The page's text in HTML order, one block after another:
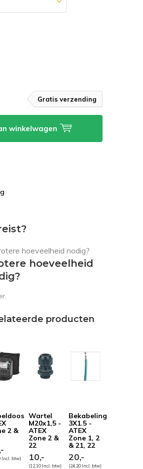
Gratis verzending
winkelwagen
hoeveelheid
producten
2 &
Incl. btw)
Wartel
M20x1,5 -
ATEX
Zone 2 &
22
10,-
(12,10 Incl. btw)
Bekabeling
3X1.5 -
ATEX
Zone 1, 2
& 21, 22
20,-
(24,20 Incl. btw)